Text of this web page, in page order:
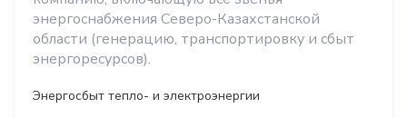
энергоснабжения Северо-Казахстанской
области (генерацию, транспортировку и сбыт
энергоресурсов).
Энергосбыт тепло- и электроэнергии